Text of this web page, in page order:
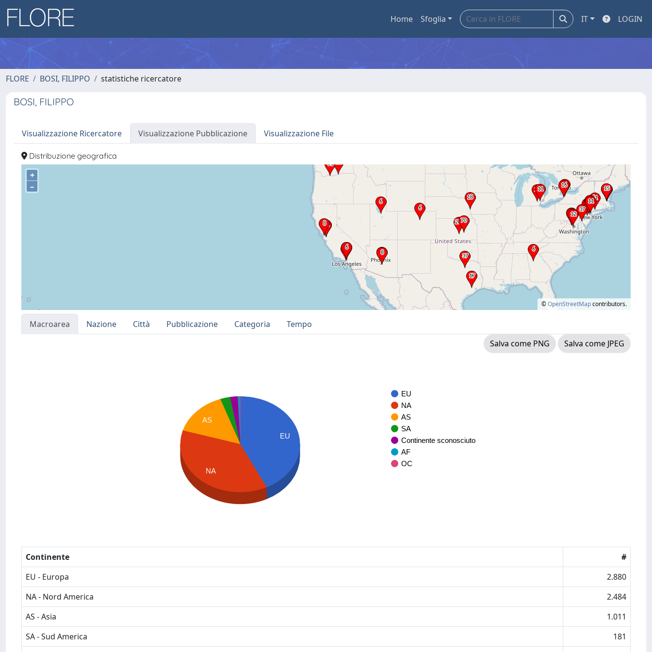
Home Sfoglia IT LOGIN
FLORE BOSI, FILIPPO statistiche ricercatore
BOSI, FILIPPO
Visualizzazione Ricercatore Visualizzazione Pubblicazione Visualizzazione File
Distribuzione geografica
+
–
©OpenStreetMapcontributors.
Macroarea Nazione Città Pubblicazione Categoria
Tempo
Salva come PNG
Salva come JPEG
EU
NA
AS
SA
Continente sconosciuto
AF
OC
EU
AS
NA
Continente
#
EU - Europa
2.880
NA - Nord America
2.484
AS - Asia
1.011
SA - Sud America
181